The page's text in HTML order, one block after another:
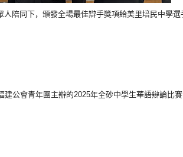
陪同下， 頒發全場最佳辯手獎項給美里培民中學選
建公會青年團主辦的2025年全砂中學生華語辯論比賽